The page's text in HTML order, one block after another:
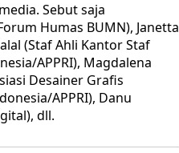
Sebut saja
Humas BUMN), Janetta
(Staf Ahli Kantor Staf
APPRI), Magdalena
Desainer Grafis
APPRI), Danu
dll.